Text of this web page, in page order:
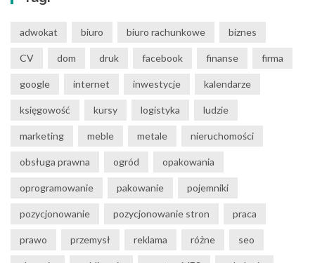
adwokat biuro biuro rachunkowe biznes
CV dom druk facebook finanse firma
google internet inwestycje kalendarze
księgowość kursy logistyka ludzie
marketing meble metale nieruchomości
obsługa prawna ogród opakowania
oprogramowanie pakowanie pojemniki
pozycjonowanie pozycjonowanie stron praca
prawo przemysł reklama różne seo